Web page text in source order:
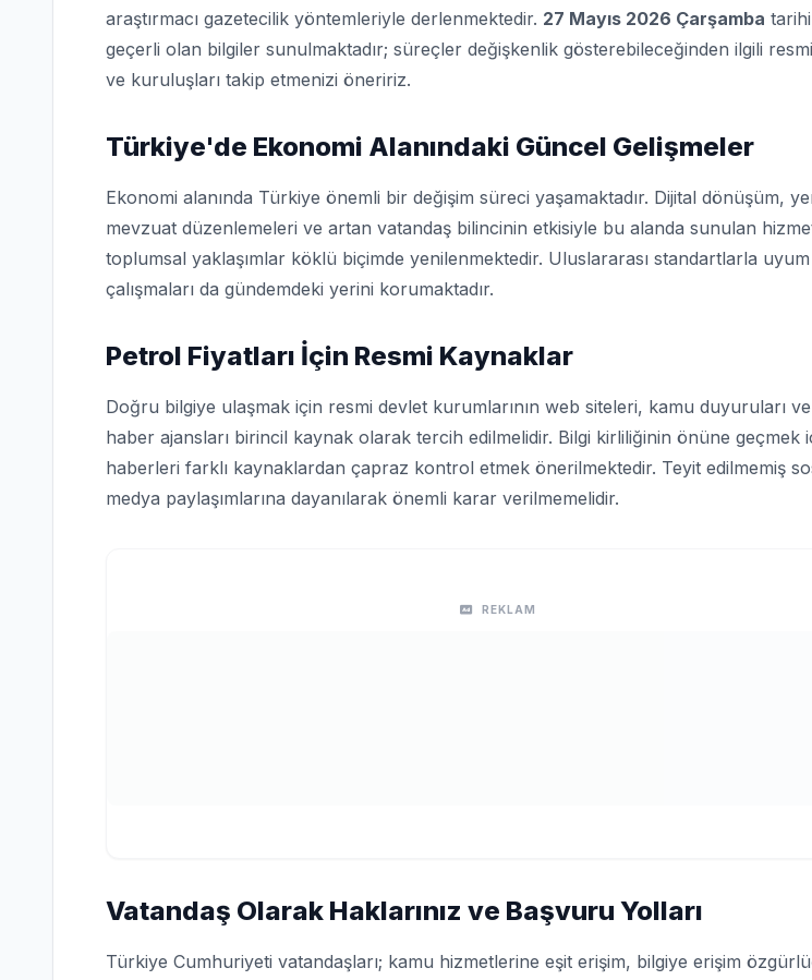
araştırmacı gazetecilik yöntemleriyle derlenmektedir. 27 Mayıs 2026 Çarşamba
geçerli olan bilgiler sunulmaktadır; süreçler değişkenlik gösterebileceğinden ilgili
ve kuruluşları takip etmenizi öneririz.
Türkiye'de Ekonomi Alanındaki Güncel Gelişmeler
Ekonomi alanında Türkiye önemli bir değişim süreci yaşamaktadır. Dijital dönüşüm,
mevzuat düzenlemeleri ve artan vatandaş bilincinin etkisiyle bu alanda sunulan
toplumsal yaklaşımlar köklü biçimde yenilenmektedir. Uluslararası standartlarla uyum
çalışmaları da gündemdeki yerini korumaktadır.
Petrol Fiyatları İçin Resmi Kaynaklar
Doğru bilgiye ulaşmak için resmi devlet kurumlarının web siteleri, kamu duyuruları
haber ajansları birincil kaynak olarak tercih edilmelidir. Bilgi kirliliğinin önüne geçmek
haberleri farklı kaynaklardan çapraz kontrol etmek önerilmektedir. Teyit edilmemiş
medya paylaşımlarına dayanılarak önemli karar verilmemelidir.
REKLAM
Vatandaş Olarak Haklarınız ve Başvuru Yolları
Türkiye Cumhuriyeti vatandaşları; kamu hizmetlerine eşit erişim, bilgiye erişim